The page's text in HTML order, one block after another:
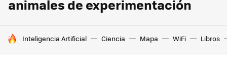
animales de experimentación
HOY SE HABLA DE
Inteligencia Artificial Ciencia Mapa WiFi Libros